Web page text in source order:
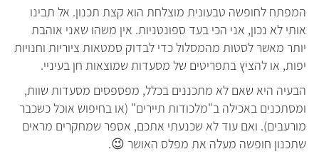
המפתח לחופשה טבעונית מוצלחת הוא קצת תכנון. אל תבינו
אותי לא נכון, אני הכי בעד ספונטניות. אין משהו שאני אוהבת
יותר מאשר לסטות מהמסלול כדי לבדוק סמטאות ציוריות וחנויות
יפות, או להציץ בתפריטים של מסעדות שמוצאות חן בעיניי.
הבעיה היא שאם לא מתכננים בכלל, מפספסים מסעדות שוות,
ומסתכנים באכילה ב"מלכודות תיירים" (או בחיפוש אוכל כשכבר
מורעבים). ואם עוד לא שכנעתי אתכם, אספר שמחקרים מראים
שתכנון חופשה מעלה את מפלס האושר 😉.